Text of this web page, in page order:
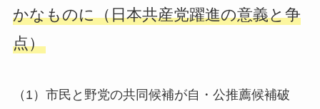
かなものに（日本共産党躍進の意義と争
点）
（1）市民と野党の共同候補が自・公推薦候補破